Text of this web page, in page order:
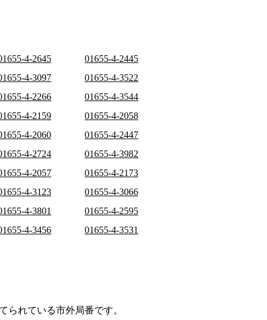
4-2645
01655-4-2445
4-3097
01655-4-3522
4-2266
01655-4-3544
4-2159
01655-4-2058
4-2060
01655-4-2447
4-2724
01655-4-3982
4-2057
01655-4-2173
4-3123
01655-4-3066
4-3801
01655-4-2595
4-3456 01655-4-3531
られている市外局番です。